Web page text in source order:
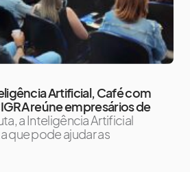
Artificial, Café com
reúne empresários de
a Inteligência Artificial
que pode ajudar as